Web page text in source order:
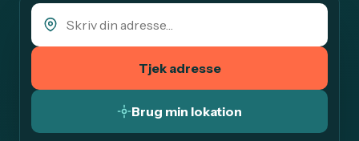
Tjek adresse
Brug min lokation